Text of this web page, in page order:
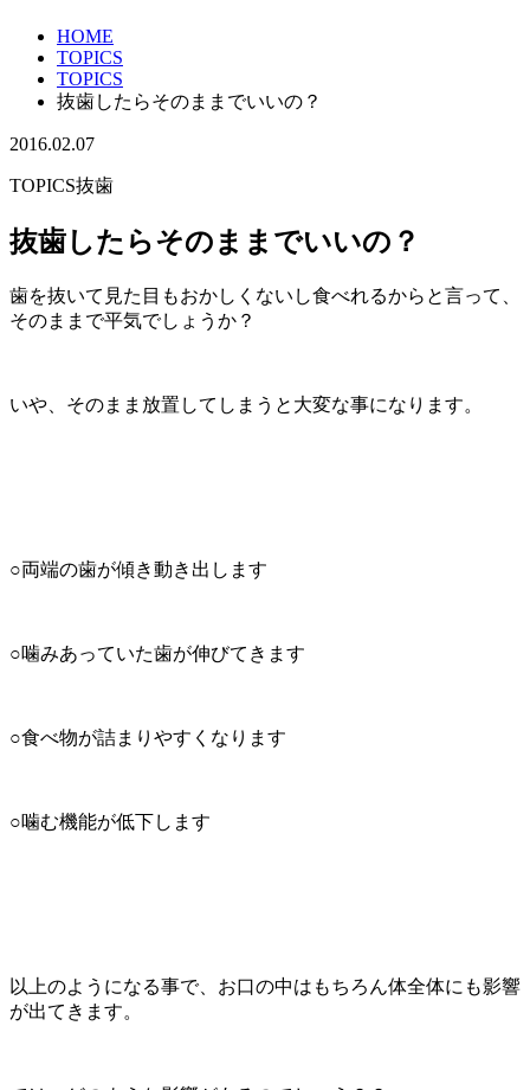
HOME
TOPICS
TOPICS
抜歯したらそのままでいいの？
2016.02.07
TOPICS抜歯
抜歯したらそのままでいいの？
歯を抜いて見た目もおかしくないし食べれるからと言って、
そのままで平気でしょうか？
いや、そのまま放置してしまうと大変な事になります。
○両端の歯が傾き動き出します
○噛みあっていた歯が伸びてきます
○食べ物が詰まりやすくなります
○噛む機能が低下します
以上のようになる事で、お口の中はもちろん体全体にも影響
が出てきます。